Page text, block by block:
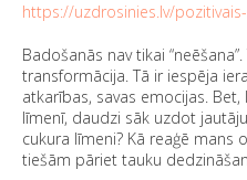
https://uzdrosinies.lv/
Badošanās nav tikai
transformācija. Tā ir iespēja
atkarības, savas emocijas.
līmenī, daudzi sāk uzdot
cukura līmeni? Kā reaģē mans
tiešām pāriet tauku